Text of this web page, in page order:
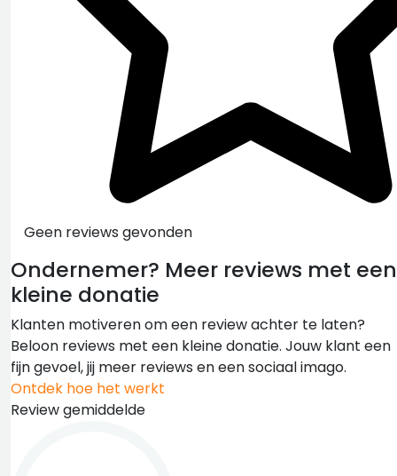
Geen reviews gevonden
Ondernemer? Meer reviews met een
kleine donatie
Klanten motiveren om een review achter te laten?
Beloon reviews met een kleine donatie. Jouw klant een
fijn gevoel, jij meer reviews en een sociaal imago.
Ontdek hoe het werkt
Review gemiddelde